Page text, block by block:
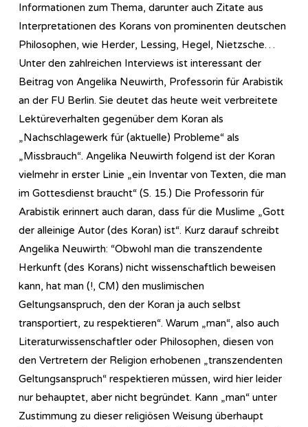
Informationen zum Thema, darunter auch Zitate aus
Interpretationen des Korans von prominenten deutschen
Philosophen, wie Herder, Lessing, Hegel, Nietzsche…
Unter den zahlreichen Interviews ist interessant der
Beitrag von Angelika Neuwirth, Professorin für Arabistik
an der FU Berlin. Sie deutet das heute weit verbreitete
Lektüreverhalten gegenüber dem Koran als
„Nachschlagewerk für (aktuelle) Probleme“ als
„Missbrauch“. Angelika Neuwirth folgend ist der Koran
vielmehr in erster Linie „ein Inventar von Texten, die man
im Gottesdienst braucht“ (S. 15.) Die Professorin für
Arabistik erinnert auch daran, dass für die Muslime „Gott
der alleinige Autor (des Koran) ist“. Kurz darauf schreibt
Angelika Neuwirth: “Obwohl man die transzendente
Herkunft (des Korans) nicht wissenschaftlich beweisen
kann, hat man (!, CM) den muslimischen
Geltungsanspruch, den der Koran ja auch selbst
transportiert, zu respektieren“. Warum „man“, also auch
Literaturwissenschaftler oder Philosophen, diesen von
den Vertretern der Religion erhobenen „transzendenten
Geltungsanspruch“ respektieren müssen, wird hier leider
nur behauptet, aber nicht begründet. Kann „man“ unter
Zustimmung zu dieser religiösen Weisung überhaupt